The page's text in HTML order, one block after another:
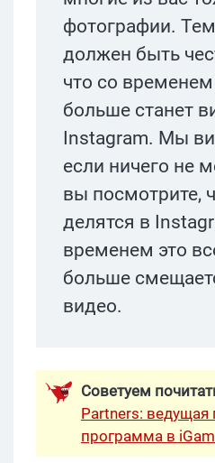
фотографии.
должен быть
что со
больше станет
Instagram. Мы
если ничего не
вы посмотрите,
делятся в
временем это
больше
видео.
Советуем
Partners: ведущая
программа в